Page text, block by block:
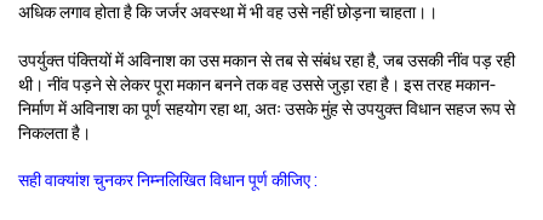
अधिक लगाव होता है कि जर्जर अवस्था में भी वह उसे नहीं छोड़ना चाहता।।
उपर्युक्त पंक्तियों में अविनाश का उस मकान से तब से संबंध रहा है, जब उसकी नींव पड़ रही
थी। नींव पड़ने से लेकर पूरा मकान बनने तक वह उससे जुड़ा रहा है। इस तरह मकान-
निर्माण में अविनाश का पूर्ण सहयोग रहा था, अतः उसके मुंह से उपयुक्त विधान सहज रूप से
निकलता है।
सही वाक्यांश चुनकर निम्नलिखित विधान पूर्ण कीजिए :